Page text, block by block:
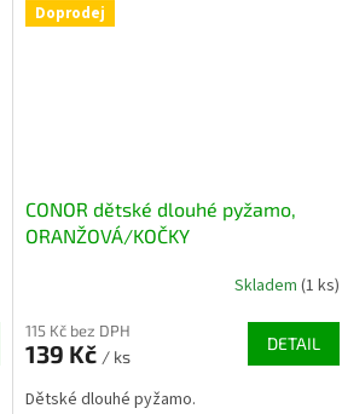
Doprodej
CONOR dětské dlouhé pyžamo,
ORANŽOVÁ/KOČKY
Skladem (1 ks)
115 Kč bez DPH
139 Kč / ks
DETAIL
Dětské dlouhé pyžamo.